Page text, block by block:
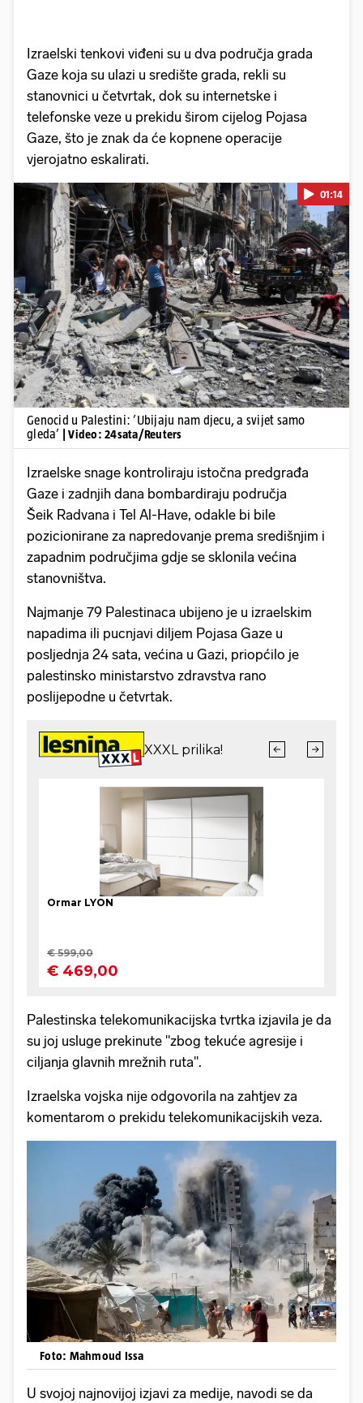
Izraelski tenkovi viđeni su u dva područja grada
Gaze koja su ulazi u središte grada, rekli su
stanovnici u četvrtak, dok su internetske i
telefonske veze u prekidu širom cijelog Pojasa
Gaze, što je znak da će kopnene operacije
vjerojatno eskalirati.
Pokretanje videa...
01:14
Genocid u Palestini: ’Ubijaju nam djecu, a svijet samo
gleda’
| Video: 24sata/Reuters
Izraelske snage kontroliraju istočna predgrađa
Gaze i zadnjih dana bombardiraju područja
Šeik Radvana i Tel Al-Have, odakle bi bile
pozicionirane za napredovanje prema središnjim i
zapadnim područjima gdje se sklonila većina
stanovništva.
Najmanje 79 Palestinaca ubijeno je u izraelskim
napadima ili pucnjavi diljem Pojasa Gaze u
posljednja 24 sata, većina u Gazi, priopćilo je
palestinsko ministarstvo zdravstva rano
poslijepodne u četvrtak.
Palestinska telekomunikacijska tvrtka izjavila je da
su joj usluge prekinute "zbog tekuće agresije i
ciljanja glavnih mrežnih ruta".
Izraelska vojska nije odgovorila na zahtjev za
komentarom o prekidu telekomunikacijskih veza.
Foto: Mahmoud Issa
U svojoj najnovijoj izjavi za medije, navodi se da